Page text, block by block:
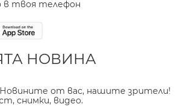
в твоя телефон
НОВИНА
Новините от вас, нашите зрители!
снимки, видео.